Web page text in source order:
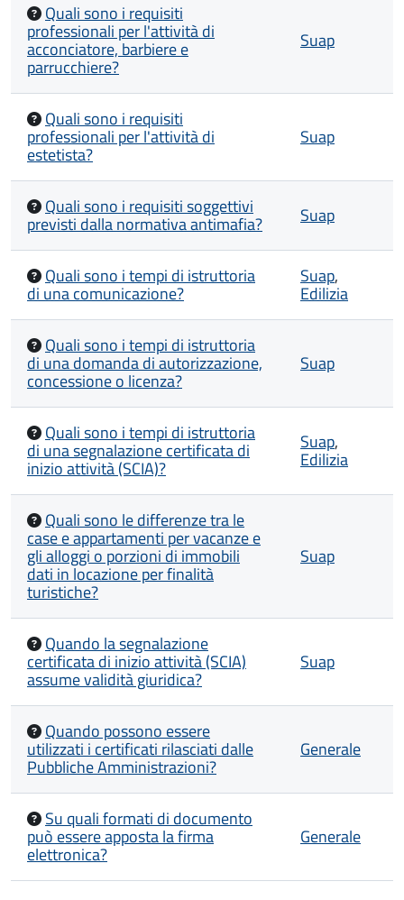
Quali sono i requisiti
professionali per l'attività di
acconciatore, barbiere e
parrucchiere?
Suap
Quali sono i requisiti
professionali per l'attività di
estetista?
Suap
Quali sono i requisiti soggettivi
previsti dalla normativa antimafia? Suap
Quali sono i tempi di istruttoria
di una comunicazione?
Suap,
Edilizia
Quali sono i tempi di istruttoria
di una domanda di autorizzazione,
concessione o licenza?
Suap
Quali sono i tempi di istruttoria
di una segnalazione certificata di
inizio attività (SCIA)?
Suap,
Edilizia
Quali sono le differenze tra le
case e appartamenti per vacanze e
gli alloggi o porzioni di immobili
dati in locazione per finalità
turistiche?
Suap
Quando la segnalazione
certificata di inizio attività (SCIA)
assume validità giuridica?
Suap
Quando possono essere
utilizzati i certificati rilasciati dalle
Pubbliche Amministrazioni?
Generale
Su quali formati di documento
può essere apposta la firma
elettronica?
Generale